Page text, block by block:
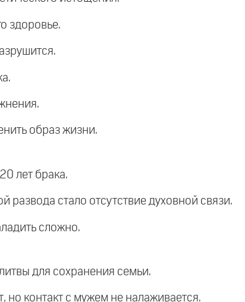
здоровье.
образ жизни.
лет брака.
развода стало отсутствие духовной связи.
сложно.
для сохранения семьи.
но контакт с мужем не налаживается.